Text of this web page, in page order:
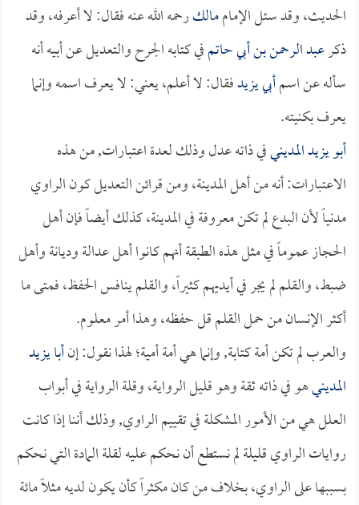
الحديث، وقد سئل الإماممالكرحمه الله عنه فقال: لا أعرفه، وقد
ذكرعبد الرحمن بن أبي حاتمفي كتابه الجرح والتعديل عن أبيه أنه
سأله عن اسمأبي يزيدفقال: لا أعلم، يعني: لا يعرف اسمه وإنما
يعرف بكنيته.
أبو يزيد المدينيفي ذاته عدل وذلك لعدة اعتبارات, من هذه
الاعتبارات: أنه من أهل المدينة، ومن قرائن التعديل كون الراوي
مدنياً لأن البدع لم تكن معروفة في المدينة، كذلك أيضاً فإن أهل
الحجاز عموماً في مثل هذه الطبقة أنهم كانوا أهل عدالة وديانة وأهل
ضبط، والقلم لم يجر في أيديهم كثيراً، والقلم ينافس الحفظ، فمتى ما
أكثر الإنسان من حمل القلم قل حفظه، وهذا أمر معلوم.
والعرب لم تكن أمة كتابة, وإنما هي أمة أمية؛ لهذا نقول: إنأبا يزيد
المدينيهو في ذاته ثقة وهو قليل الرواية، وقلة الرواية في أبواب
العلل هي من الأمور المشكلة في تقييم الراوي, وذلك أننا إذا كانت
روايات الراوي قليلة لم نستطع أن نحكم عليه لقلة المادة التي نحكم
بسببها على الراوي، بخلاف من كان مكثراً كأن يكون لديه مثلاً مائة